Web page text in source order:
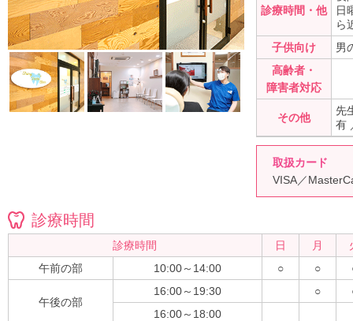
診療時間・他
日
ら
子供向け
男
高齢者・
障害者対応
その他
先
有
取扱カード
VISA／
診療時間
診療時間 日 月
午前の部
10:00～14:00 ○ ○
午後の部
16:00～19:30 ○
16:00～18:00